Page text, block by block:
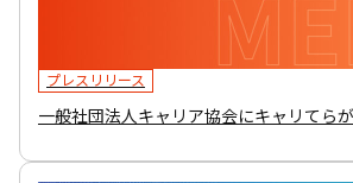
プレスリリース
一般社団法人キャリア協会にキャリてら